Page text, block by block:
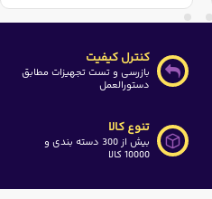
کنترل کیفیت
بازرسی و تست تجهیزات مطابق
دستورالعمل
تنوع کالا
بیش از 300 دسته بندی و
10000 کالا